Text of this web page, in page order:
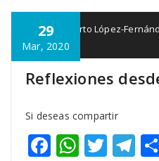
29
Mar, 2020
Dr. Humberto López-
general
Reflexiones
Si deseas compartir
Facebook